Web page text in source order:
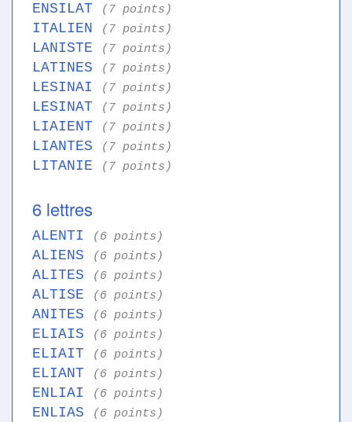
ENSILAT (7 points)
ITALIEN (7 points)
LANISTE (7 points)
LATINES (7 points)
LESINAI (7 points)
LESINAT (7 points)
LIAIENT (7 points)
LIANTES (7 points)
LITANIE (7 points)
6 lettres
ALENTI (6 points)
ALIENS (6 points)
ALITES (6 points)
ALTISE (6 points)
ANITES (6 points)
ELIAIS (6 points)
ELIAIT (6 points)
ELIANT (6 points)
ENLIAI (6 points)
ENLIAS (6 points)